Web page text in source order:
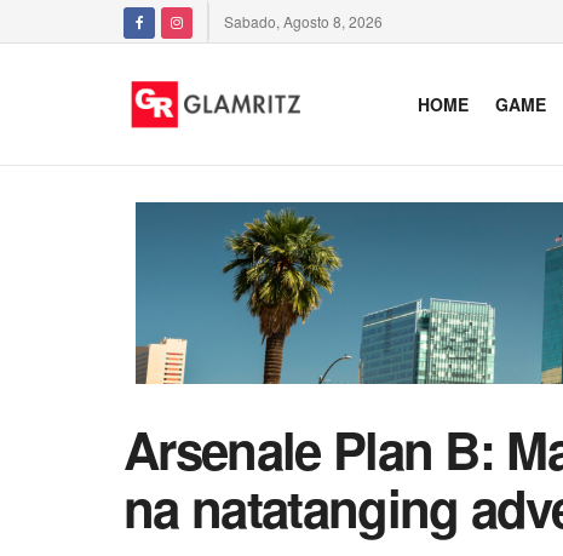
Sabado, Agosto 8, 2026
HOME GAME
Arsenale Plan B:
na natatanging